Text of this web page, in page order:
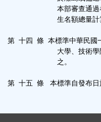
本部審查通過者，得
生名額總量計算
第 十四 條 本標準中華民國
大學、技術學院及專
之。
第 十五 條 本標準自發布日